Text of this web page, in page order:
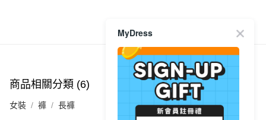
每筆HK$40.00，滿HK$350.00或以上免運費
每筆HK$40.00，滿HK$350.00或以上免運費
商品推薦
商品相關分類 (6)
女裝 褲 長褲
MyDress